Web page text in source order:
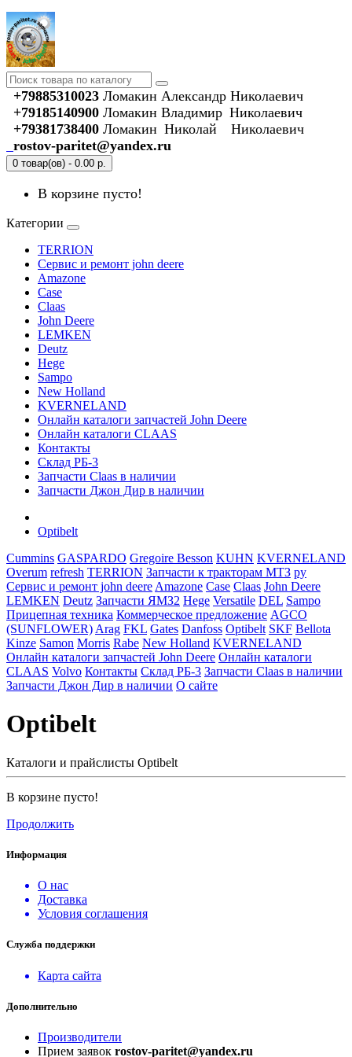
+79885310023 Ломакин Александр Николаевич
+79185140900 Ломакин Владимир Николаевич
+79381738400 Ломакин Николай Николаевич
rostov-paritet@yandex.ru
0 товар(ов) - 0.00 р.
В корзине пусто!
Категории
TERRION
Сервис и ремонт john deere
Amazone
Case
Claas
John Deere
LEMKEN
Deutz
Hege
Sampo
New Holland
KVERNELAND
Онлайн каталоги запчастей John Deere
Онлайн каталоги CLAAS
Контакты
Склад РБ-3
Запчасти Claas в наличии
Запчасти Джон Дир в наличии
Optibelt
Cummins GASPARDO Gregoire Besson KUHN KVERNELAND
Overum refresh TERRION Запчасти к тракторам МТЗ ру
Сервис и ремонт john deere Amazone Case Claas John Deere
LEMKEN Deutz Запчасти ЯМЗ2 Hege Versatile DEL Sampo
Прицепная техника Коммерческое предложение AGCO
(SUNFLOWER) Arag FKL Gates Danfoss Optibelt SKF Bellota
Kinze Samon Morris Rabe New Holland KVERNELAND
Онлайн каталоги запчастей John Deere Онлайн каталоги
CLAAS Volvo Контакты Склад РБ-3 Запчасти Claas в наличии
Запчасти Джон Дир в наличии О сайте
Optibelt
Каталоги и прайслисты Optibelt
В корзине пусто!
Продолжить
Информация
О нас
Доставка
Условия соглашения
Служба поддержки
Карта сайта
Дополнительно
Производители
Прием заявок rostov-paritet@yandex.ru